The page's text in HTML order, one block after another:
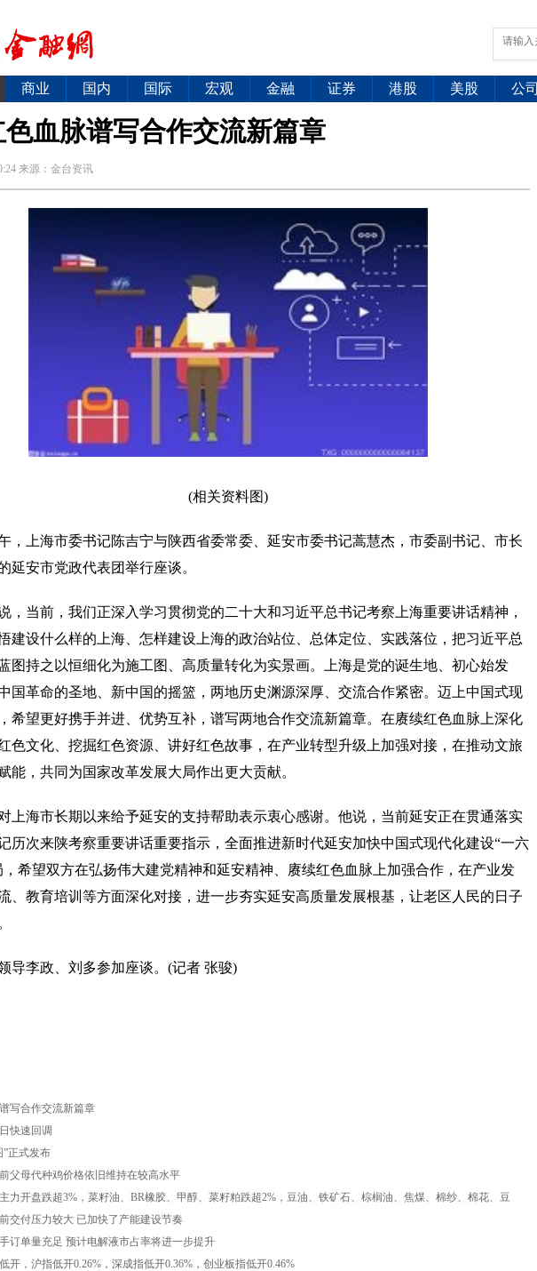
商业 国内 国际 宏观 金融 证券 港股 美股 公司
色血脉谱写合作交流新篇章
来源： 金台资讯
(相关资料图)
，上海市委书记陈吉宁与陕西省委常委、延安市委书记蒿慧杰，市委副书记、市长
延安市党政代表团举行座谈。
，当前，我们正深入学习贯彻党的二十大和习近平总书记考察上海重要讲话精神，
建设什么样的上海、怎样建设上海的政治站位、总体定位、实践落位，把习近平总
图持之以恒细化为施工图、高质量转化为实景画。上海是党的诞生地、初心始发
国革命的圣地、新中国的摇篮，两地历史渊源深厚、交流合作紧密。迈上中国式现
希望更好携手并进、优势互补，谱写两地合作交流新篇章。在赓续红色血脉上深化
色文化、挖掘红色资源、讲好红色故事，在产业转型升级上加强对接，在推动文旅
能，共同为国家改革发展大局作出更大贡献。
上海市长期以来给予延安的支持帮助表示衷心感谢。他说，当前延安正在贯通落实
历次来陕考察重要讲话重要指示，全面推进新时代延安加快中国式现代化建设“一六
，希望双方在弘扬伟大建党精神和延安精神、赓续红色血脉上加强合作，在产业发
、教育培训等方面深化对接，进一步夯实延安高质量发展根基，让老区人民的日子
领导李政、刘多参加座谈。(记者 张骏)
写合作交流新篇章
快速回调
”正式发布
父母代种鸡价格依旧维持在较高水平
力开盘跌超3%，菜籽油、BR橡胶、甲醇、菜籽粕跌超2%，豆油、铁矿石、棕榈油、焦煤、棉纱、棉花、豆
超1%
交付压力较大 已加快了产能建设节奏
订单量充足 预计电解液市占率将进一步提升
开，沪指低开0.26%，深成指低开0.36%，创业板指低开0.46%